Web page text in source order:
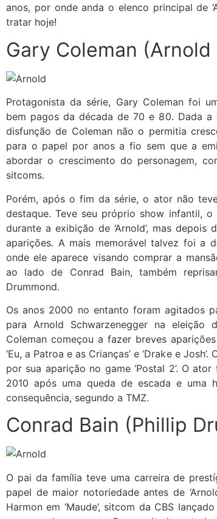
anos, por onde anda o elenco principal de
tratar hoje!
Gary Coleman (Arnold
Protagonista da série, Gary Coleman foi
bem pagos da década de 70 e 80. Dada a
disfunção de Coleman não o permitia
para o papel por anos a fio sem que a
abordar o crescimento do personagem,
sitcoms.
Porém, após o fim da série, o ator não
destaque. Teve seu próprio show infantil, o
durante a exibição de ‘Arnold’, mas depois
aparições. A mais memorável talvez foi a
onde ele aparece visando comprar a
ao lado de Conrad Bain, também
Drummond.
Os anos 2000 no entanto foram agitados
para Arnold Schwarzenegger na eleição
Coleman começou a fazer breves
‘Eu, a Patroa e as Crianças’ e ‘Drake e
por sua aparição no game ‘Postal 2’. O
2010 após uma queda de escada e uma
consequência, segundo a TMZ.
Conrad Bain (Phillip
O pai da família teve uma carreira de
papel de maior notoriedade antes de
Harmon em ‘Maude’, sitcom da CBS